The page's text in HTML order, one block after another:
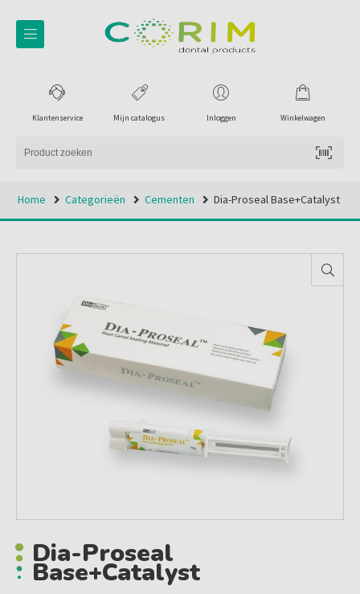
Winkelwagen
Inloggen
Mijn catalogus
Klantenservice
Home Categorieën Cementen Dia-Proseal Base+catalyst
Dia-Proseal
Base+catalyst